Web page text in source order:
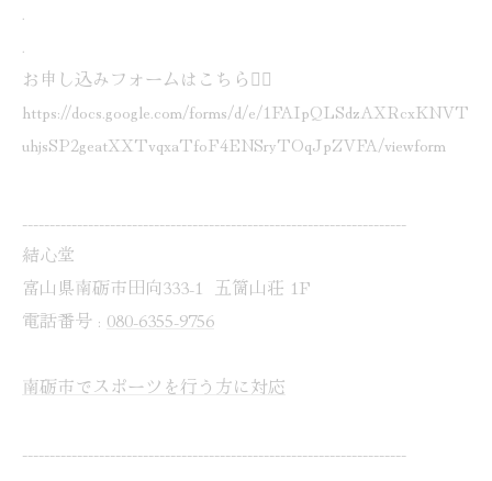
お申し込みフォームはこちら💁‍♀️
https://docs.google.com/forms/d/e/1FAIpQLSdzAXRcxKNVT
uhjsSP2geatXXTvqxaTfoF4ENSryTOqJpZVFA/viewform
----------------------------------------------------------------------
結心堂
富山県南砺市田向333-1 五箇山荘 1F
電話番号 : 080-6355-9756
南砺市でスポーツを行う方に対応
----------------------------------------------------------------------